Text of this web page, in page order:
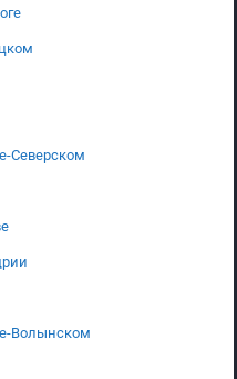
Северском
Волынском